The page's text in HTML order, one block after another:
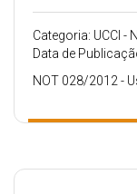
Categoria: UCCI -
Data de
NOT 028/2012 -